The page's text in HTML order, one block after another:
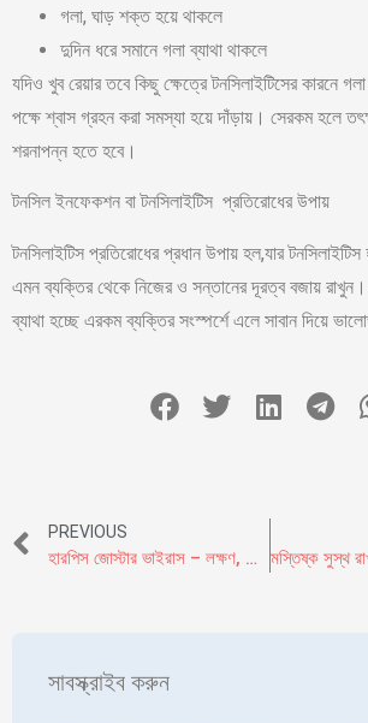
গলা, ঘাড় শক্ত হয়ে থাকলে
দুদিন ধরে সমানে গলা ব্যাথা থাকলে
যদিও খুব রেয়ার তবে কিছু ক্ষেত্রে টনসিলাইটিসের কারনে
পক্ষে শ্বাস গ্রহন করা সমস্যা হয়ে দাঁড়ায়। সেরকম হলে
শরনাপন্ন হতে হবে।
টনসিল ইনফেকশন বা টনসিলাইটিস প্রতিরোধের উপায়
টনসিলাইটিস প্রতিরোধের প্রধান উপায় হল,যার টনসিলাইটিস
এমন ব্যক্তির থেকে নিজের ও সন্তানের দূরত্ব বজায় রাখুন।
ব্যাথা হচ্ছে এরকম ব্যক্তির সংস্পর্শে এলে সাবান দিয়ে
PREVIOUS
হারপিস জোস্টার ভাইরাস – লক্ষণ, কারন,জটিলতা ও প্রতিকার
সাবস্ক্রাইব করুন